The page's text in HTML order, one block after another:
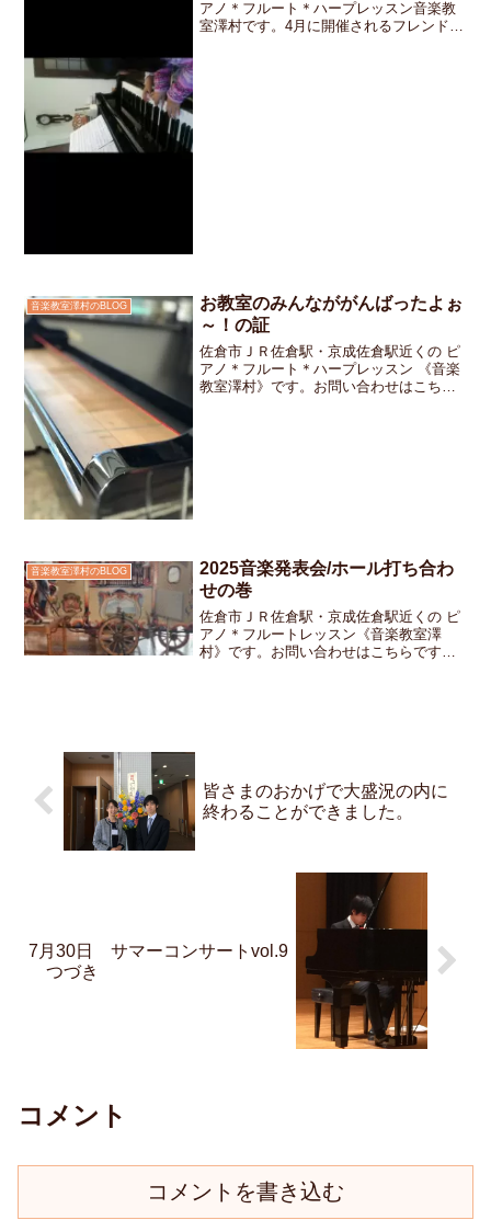
アノ＊フルート＊ハープレッスン音楽教
室澤村です。4月に開催されるフレンドリ
音楽教室澤村のBLOG
お教室のみんなががんばったよぉ
～！の証
佐倉市ＪＲ佐倉駅・京成佐倉駅近くの ピ
アノ＊フルート＊ハープレッスン 《音楽
教室澤村》です。お問い合わせはこちら
音楽教室澤村のBLOG
2025音楽発表会/ホール打ち合わ
せの巻
佐倉市ＪＲ佐倉駅・京成佐倉駅近くの ピ
アノ＊フルートレッスン《音楽教室澤
村》です。お問い合わせはこちらです発
皆さまのおかげで大盛況の内に
終わることができました。
7月30日 サマーコンサートvol.9
つづき
コメント
コメントを書き込む